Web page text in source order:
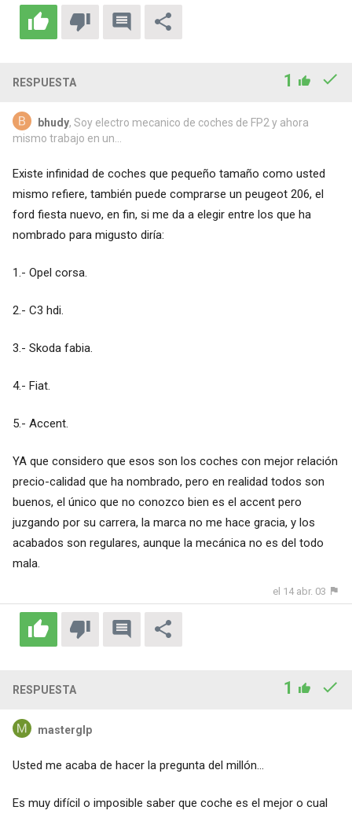
RESPUESTA 1
bhudy, Soy electro mecanico de coches de FP2 y ahora
mismo trabajo en un...
Existe infinidad de coches que pequeño tamaño como usted
mismo refiere, también puede comprarse un peugeot 206, el
ford fiesta nuevo, en fin, si me da a elegir entre los que ha
nombrado para migusto diría:
1.- Opel corsa.
2.- C3 hdi.
3.- Skoda fabia.
4.- Fiat.
5.- Accent.
YA que considero que esos son los coches con mejor relación
precio-calidad que ha nombrado, pero en realidad todos son
buenos, el único que no conozco bien es el accent pero
juzgando por su carrera, la marca no me hace gracia, y los
acabados son regulares, aunque la mecánica no es del todo
mala.
el 14 abr. 03
RESPUESTA 1
masterglp
Usted me acaba de hacer la pregunta del millón...
Es muy difícil o imposible saber que coche es el mejor o cual